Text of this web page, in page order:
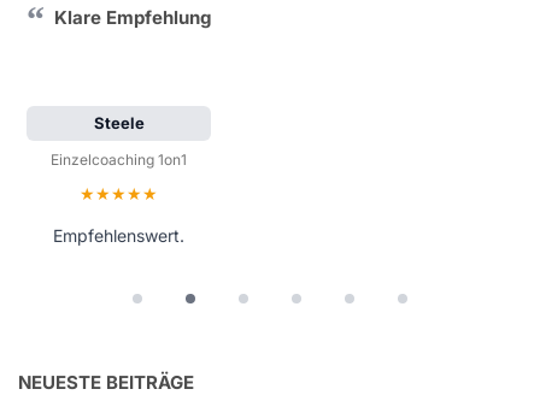
Klare Empfehlung
Steele
Einzelcoaching 1on1
Bewertung: 5 von 5 Sternen
Empfehlenswert.
NEUESTE BEITRÄGE